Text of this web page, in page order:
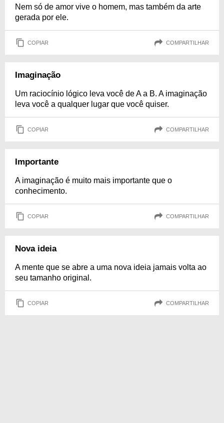
Nem só de amor vive o homem, mas também da arte
gerada por ele.
COPIAR COMPARTILHAR
Imaginação
Um raciocínio lógico leva você de A a B. A imaginação
leva você a qualquer lugar que você quiser.
COPIAR COMPARTILHAR
Importante
A imaginação é muito mais importante que o
conhecimento.
COPIAR COMPARTILHAR
Nova ideia
A mente que se abre a uma nova ideia jamais volta ao
seu tamanho original.
COPIAR COMPARTILHAR